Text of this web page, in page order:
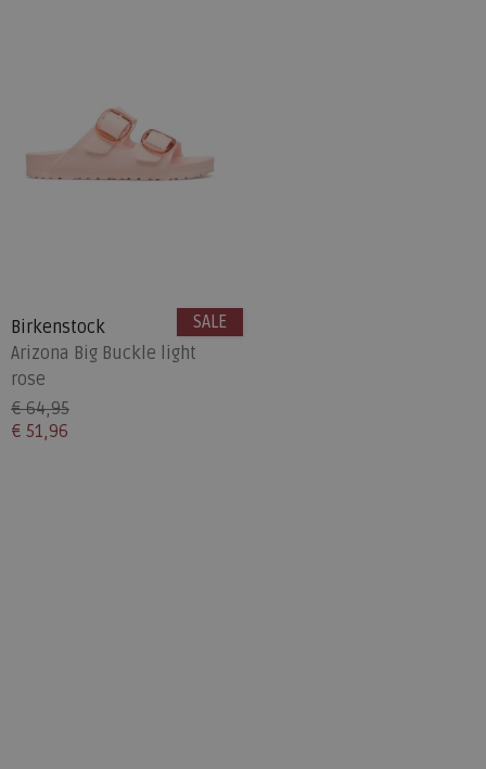
Birkenstock
Arizona Big Buckle light
rose
€ 64,95
€ 51,96
SALE